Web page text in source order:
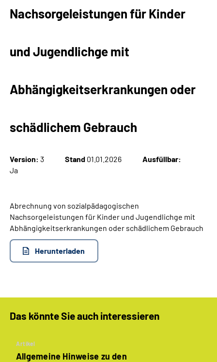
Online-Services
Inhalte in Gebärdensprache (DGS)
Leichte Sprache
Mein Kundenportal
Nachsorgeleistungen für Kinder
und Jugendlichge mit
Abhängigkeitserkrankungen oder
schädlichem Gebrauch
Version: 3 Stand 01.01.2026
Ausfüllbar:
Ja
Abrechnung von sozialpädagogischen
Nachsorgeleistungen für Kinder und Jugendlichge mit
Abhängigkeitserkrankungen oder schädlichem Gebrauch
Herunterladen
Das könnte Sie auch interessieren
Artikel
Allgemeine Hinweise zu den